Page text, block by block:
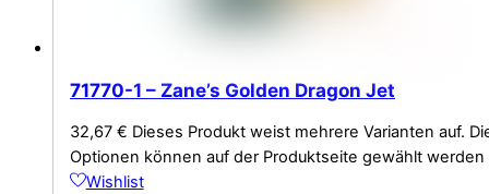
71770-1 – Zane’s Golden Dragon Jet
32,67 € Dieses Produkt weist mehrere Varianten auf.
Optionen können auf der Produktseite gewählt werden
Wishlist